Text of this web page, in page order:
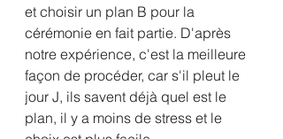
et choisir un plan B pour la
cérémonie en fait partie. D'après
notre expérience, c'est la meilleure
façon de procéder, car s'il pleut le
jour J, ils savent déjà quel est le
plan, il y a moins de stress et le